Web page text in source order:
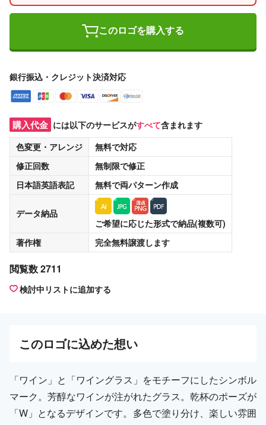
このロゴを購入する
銀行振込・クレジット決済対応
購入代金 には以下のサービスがすべて含まれます
色変更・アレンジ
無料で対応
修正回数
無制限で修正
日本語英語表記
無料で両パターン作成
データ納品
ご希望に応じた形式で納品(複数可)
著作権
完全無料譲渡します
閲覧数 2711
検討中リストに追加する
このロゴに込めた想い
「ワイン」と「ワイングラス」をモチーフにしたシンボル
マーク。芳醇なワインが注がれたグラス。乾杯のポーズが
「W」となるデザインです。多色で塗り分け、楽しい雰囲